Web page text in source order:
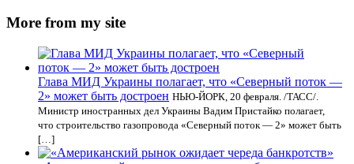
More from my site
Глава МИД Украины полагает, что «Северный поток —
2» может быть достроен НЬЮ-ЙОРК, 20 февраля. /ТАСС/.
Министр иностранных дел Украины Вадим Пристайко полагает,
что строительство газопровода «Северный поток — 2» может быть
[…]